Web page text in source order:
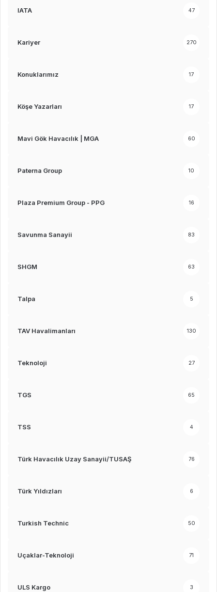
IATA 47
Kariyer 270
Konuklarımız 17
Köşe Yazarları 17
Mavi Gök Havacılık | MGA 60
Paterna Group 10
Plaza Premium Group - PPG 16
Savunma Sanayii 83
SHGM 63
Talpa 5
TAV Havalimanları 130
Teknoloji 27
TGS 65
TSS 4
Türk Havacılık Uzay Sanayii/TUSAŞ 76
Türk Yıldızları 6
Turkish Technic 50
Uçaklar-Teknoloji 71
ULS Kargo 3